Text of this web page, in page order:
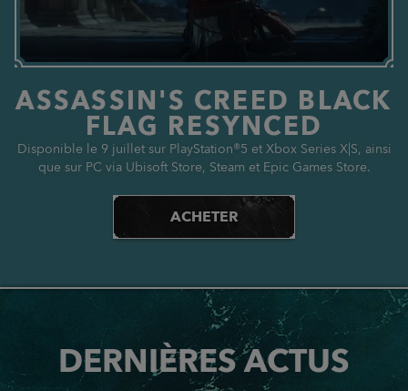
ASSASSIN'S CREED BLACK
FLAG RESYNCED
Disponible le 9 juillet sur PlayStation®5 et Xbox Series X|S, ainsi
que sur PC via Ubisoft Store, Steam et Epic Games Store.
ACHETER
DERNIÈRES ACTUS